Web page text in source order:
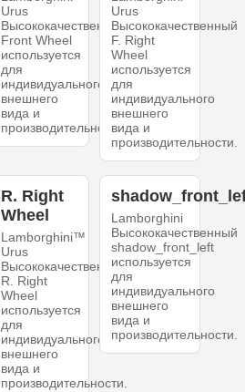
Urus
Высококачественный
Front Wheel
используется
для
индивидуального
внешнего
вида и
производительности.
Urus
Высококачественный
F. Right
Wheel
используется
для
индивидуального
внешнего
вида и
производительности.
R. Right
Wheel
Lamborghini™
Urus
Высококачественный
R. Right
Wheel
используется
для
индивидуального
внешнего
вида и
производительности.
Lamborghini
Высококачественный
shadow_front_left
используется
для
индивидуального
внешнего
вида и
производительности.